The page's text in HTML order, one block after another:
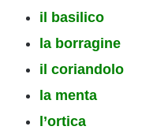
il basilico
la borragine
il coriandolo
la menta
l’ortica